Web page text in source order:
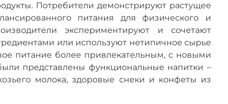
Потребители демонстрируют растущее
питания для физического и
экспериментируют и сочетают
или используют нетипичное сырье
питание более привлекательным, с новыми
представлены функциональные напитки –
молока, здоровые снеки и конфеты из